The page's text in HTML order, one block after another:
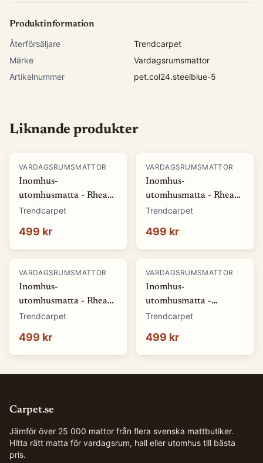
Produktinformation
Återförsäljare
Trendcarpet
Märke
Vardagsrumsmattor
Artikelnummer
pet.col24.steelblue-5
Liknande produkter
VARDAGSRUMSMATTOR
Inomhus-
utomhusmatta - Rhea
(vit) (Storlek: 80 x 150
Trendcarpet
499 kr
VARDAGSRUMSMATTOR
Inomhus-
utomhusmatta - Rhea
(beige) (Storlek: 80 x
Trendcarpet
499 kr
VARDAGSRUMSMATTOR
Inomhus-
utomhusmatta - Rhea
(natur) (Storlek: 80 x
Trendcarpet
499 kr
VARDAGSRUMSMATTOR
Inomhus-
utomhusmatta -
Somerville (blå)
Trendcarpet
499 kr
Carpet.se
Jämför över 25 000 mattor från flera svenska mattbutiker.
Hitta rätt matta för vardagsrum, hall eller utomhus till bästa
pris.